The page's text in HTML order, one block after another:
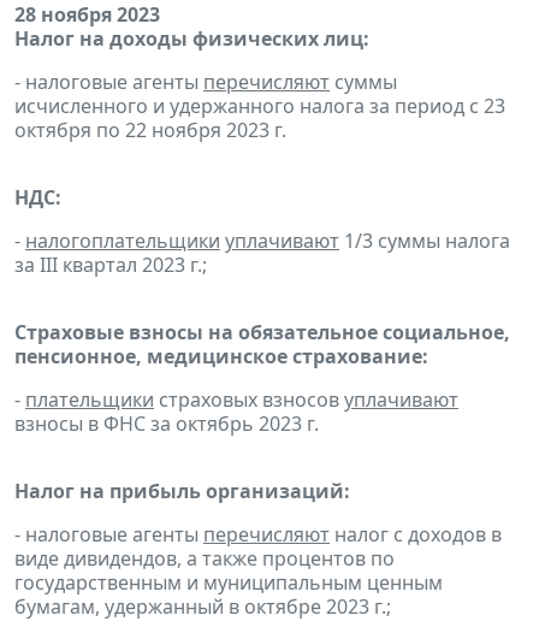
28 ноября 2023
Налог на доходы физических лиц:
- налоговые агенты перечисляют суммы
исчисленного и удержанного налога за период с 23
октября по 22 ноября 2023 г.
НДС:
- налогоплательщики уплачивают 1/3 суммы налога
за III квартал 2023 г.;
Страховые взносы на обязательное социальное,
пенсионное, медицинское страхование:
- плательщики страховых взносовуплачивают
взносы в ФНС за октябрь 2023 г.
Налог на прибыль организаций:
- налоговые агенты перечисляют налог с доходов в
виде дивидендов, а также процентов по
государственным и муниципальным ценным
бумагам, удержанный в октябре 2023 г.;